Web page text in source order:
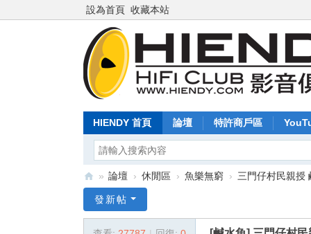
設為首頁 收藏本站
HIENDY 首頁 論壇 特許商戶區
en
» 論壇 › 休閒區 › 魚樂無窮 › 三門仔村民親授
發新帖